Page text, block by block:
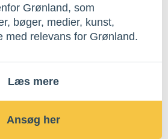
Grønland, som
bøger, medier, kunst,
med relevans for Grønland.
Læs mere
Ansøg her